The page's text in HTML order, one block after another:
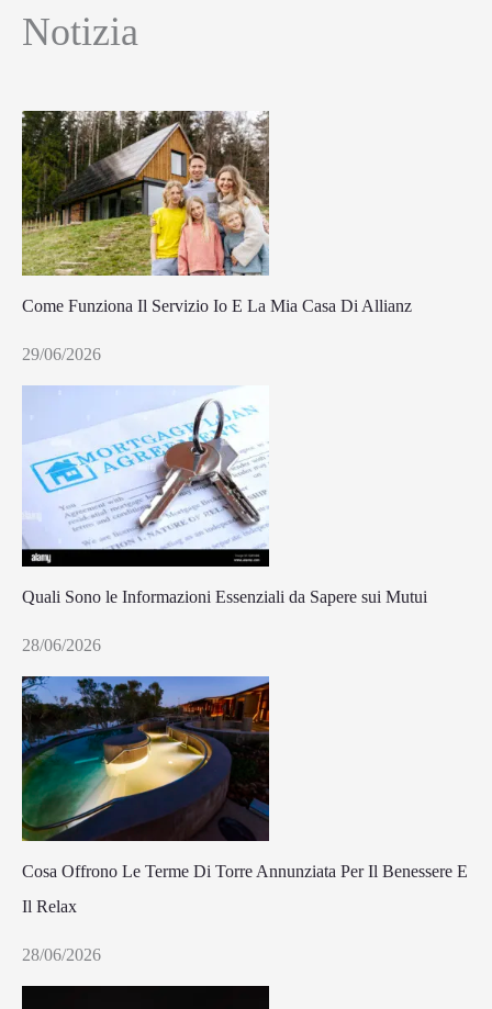
Notizia
Come Funziona Il Servizio Io E La Mia Casa Di Allianz
29/06/2026
Quali Sono le Informazioni Essenziali da Sapere sui Mutui
28/06/2026
Cosa Offrono Le Terme Di Torre Annunziata Per Il Benessere E
Il Relax
28/06/2026